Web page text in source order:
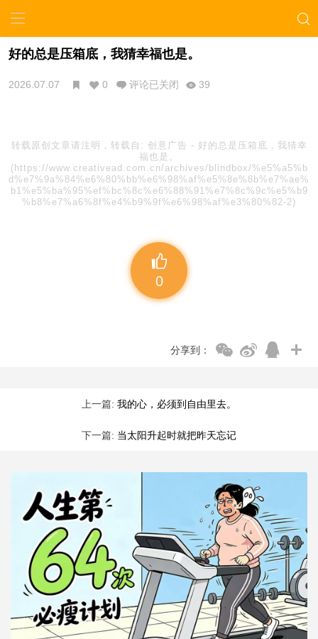
好的总是压箱底，我猜幸福也是。
2026.07.07 0 评论已关闭 39
转载原创文章请注明，转载自: 创意广告 - 好的总是压箱底，我猜幸
福也是。
(https://www.creativead.com.cn/archives/blindbox/%e5%a5%b
d%e7%9a%84%e6%80%bb%e6%98%af%e5%8e%8b%e7%ae%
b1%e5%ba%95%ef%bc%8c%e6%88%91%e7%8c%9c%e5%b9
%b8%e7%a6%8f%e4%b9%9f%e6%98%af%e3%80%82-2)
0
分享到：
上一篇: 我的心，必须到自由里去。
下一篇: 当太阳升起时就把昨天忘记